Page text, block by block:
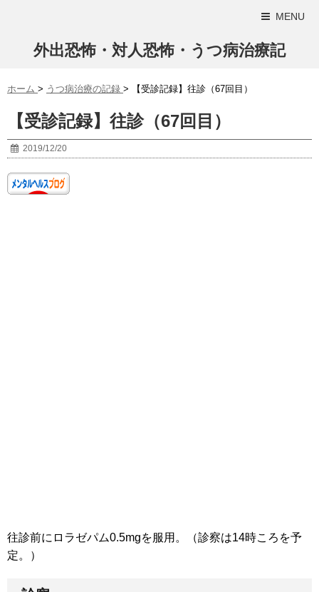
MENU
外出恐怖・対人恐怖・うつ病治療記
ホーム > うつ病治療の記録 > 【受診記録】往診（67回目）
【受診記録】往診（67回目）
2019/12/20
往診前にロラゼパム0.5mgを服用。（診察は14時ころを予
定。）